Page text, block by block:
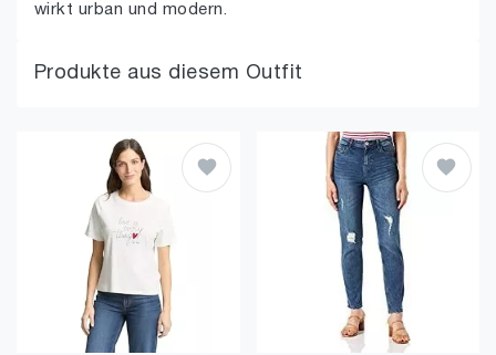
wirkt urban und modern.
Produkte aus diesem Outfit